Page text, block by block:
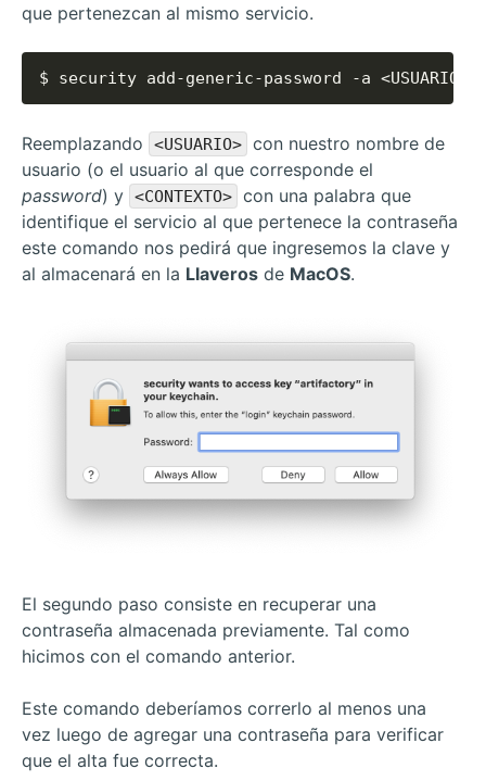
que pertenezcan al mismo servicio.
$ security add-generic-password -a <USUARIO> -s
Reemplazando <USUARIO> con nuestro nombre de
usuario (o el usuario al que corresponde el
password) y <CONTEXTO> con una palabra que
identifique el servicio al que pertenece la contraseña
este comando nos pedirá que ingresemos la clave y
al almacenará en la Llaveros de MacOS.
El segundo paso consiste en recuperar una
contraseña almacenada previamente. Tal como
hicimos con el comando anterior.
Este comando deberíamos correrlo al menos una
vez luego de agregar una contraseña para verificar
que el alta fue correcta.